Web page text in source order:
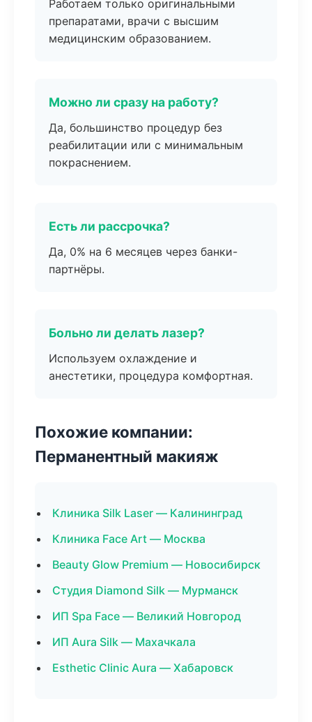
Работаем только оригинальными
препаратами, врачи с высшим
медицинским образованием.
Можно ли сразу на работу?
Да, большинство процедур без
реабилитации или с минимальным
покраснением.
Есть ли рассрочка?
Да, 0% на 6 месяцев через банки-
партнёры.
Больно ли делать лазер?
Используем охлаждение и
анестетики, процедура комфортная.
Похожие компании:
Перманентный макияж
Клиника Silk Laser — Калининград
Клиника Face Art — Москва
Beauty Glow Premium — Новосибирск
Студия Diamond Silk — Мурманск
ИП Spa Face — Великий Новгород
ИП Aura Silk — Махачкала
Esthetic Clinic Aura — Хабаровск